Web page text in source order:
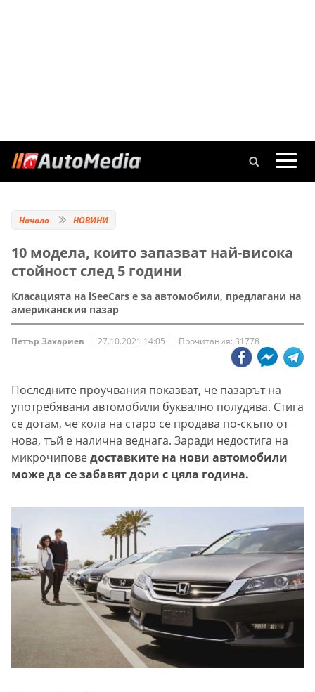
Начало НОВИНИ
10 модела, които запазват най-висока
стойност след 5 години
Класацията на iSeeCars е за автомобили, предлагани на
американския пазар
Петър Захариев 27.10.2021 14:05 Прочитания: 31778
Последните проучвания показват, че пазарът на
употребявани автомобили буквално полудява. Стига
се дотам, че кола на старо се продава по-скъпо от
нова, тъй е налична веднага. Заради недостига на
микрочиповедоставките на нови автомобили
може да се забавят дори с цяла година.